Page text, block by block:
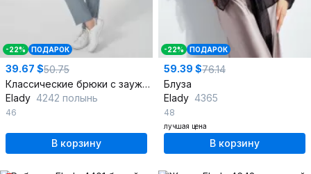
-22% ПОДАРОК
39.67 $50.75
Классические брюки с заужением и стрелками из льна-вишера
Elady 4242 полынь
46
В корзину
-22% ПОДАРОК
59.39 $76.14
Блуза
Elady 4365
48
лучшая цена
В корзину